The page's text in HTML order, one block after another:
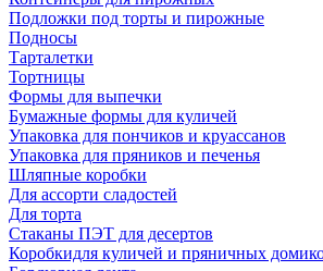
Подложки под торты и пирожные
Подносы
Тарталетки
Тортницы
Формы для выпечки
Бумажные формы для куличей
Упаковка для пончиков и круассанов
Упаковка для пряников и печенья
Шляпные коробки
Для ассорти сладостей
Для торта
Стаканы ПЭТ для десертов
Коробкидля куличей и пряничных